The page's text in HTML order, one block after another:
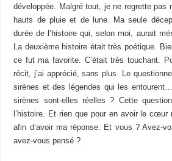
développée. Malgré tout, je ne regrette pas
hauts de pluie et de lune. Ma seule
durée de l’histoire qui, selon moi, aurait
La deuxième histoire était très poétique.
ce fut ma favorite. C’était très touchant.
récit, j’ai apprécié, sans plus. Le
sirènes et des légendes qui les
sirènes sont-elles réelles ? Cette
l’histoire. Et rien que pour en avoir le cœur
afin d’avoir ma réponse. Et vous ? Avez-
avez-vous pensé ?